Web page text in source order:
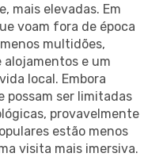
mais elevadas. Em
voam fora de época
multidões,
alojamentos e um
local. Embora
possam ser limitadas
provavelmente
estão menos
visita mais imersiva.